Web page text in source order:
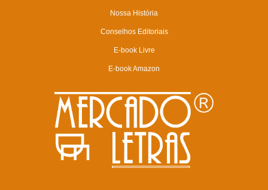
Nossa História
Conselhos Editoriais
E-book Livre
E-book Amazon